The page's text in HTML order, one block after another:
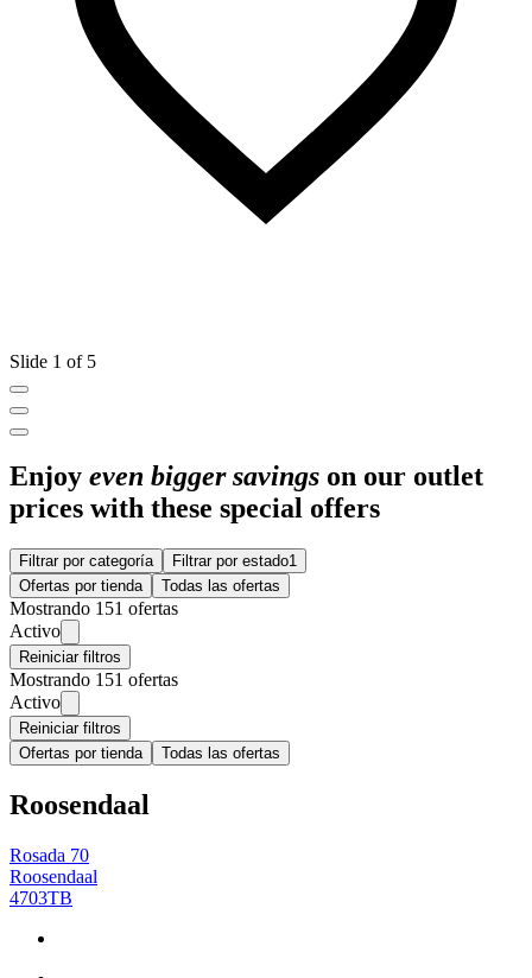
Slide 1 of 5
Enjoy even bigger savings on our outlet
prices with these special offers
Filtrar por categoría Filtrar por estado1
Ofertas por tienda
Todas las ofertas
Mostrando 151 ofertas
Activo
Reiniciar filtros
Mostrando 151 ofertas
Activo
Reiniciar filtros
Ofertas por tienda
Todas las ofertas
Roosendaal
Rosada 70
Roosendaal
4703TB